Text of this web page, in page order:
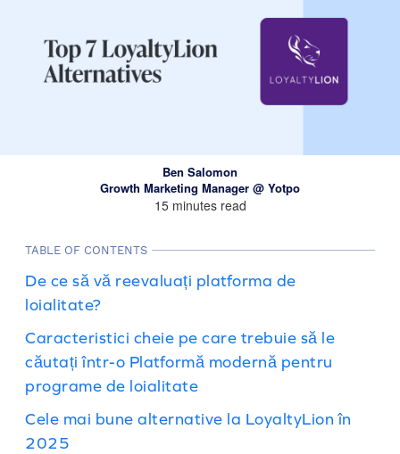
Ben Salomon
Growth Marketing Manager @ Yotpo
15 minutes read
TABLE OF CONTENTS
De ce să vă reevaluați platforma de
loialitate?
Caracteristici cheie pe care trebuie să le
căutați într-o Platformă modernă pentru
programe de loialitate
Cele mai bune alternative la LoyaltyLion în
2025